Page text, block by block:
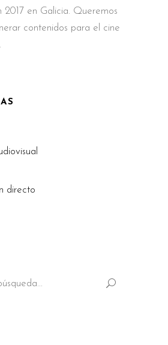
2017 en Galicia. Queremos
contenidos para el cine
directo